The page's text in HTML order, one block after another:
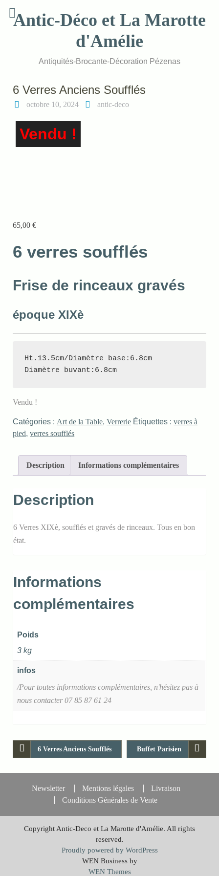
contentAntic-Déco et La Marotte
d'Amélie
Antiquités-Brocante-Décoration Pézenas
6 Verres Anciens Soufflés
octobre 10, 2024 antic-deco
Vendu !
65,00€
6 verres soufflés
Frise de rinceaux gravés
époque XIXè
Ht.13.5cm/Diamètre base:6.8cm
Diamètre buvant:6.8cm
Vendu !
Catégories : Art de la Table,Verrerie Étiquettes :verres à
pied,verres soufflés
Description Informations complémentaires
Description
6 Verres XIXè, soufflés et gravés de rinceaux. Tous en bon
état.
Informations
complémentaires
Poids
3 kg
infos
/Pour toutes informations complémentaires, n'hésitez pas à
nous contacter 07 85 87 61 24
6 Verres Anciens Soufflés Buffet Parisien
Newsletter Mentions légales
Livraison
Conditions Générales de Vente
Copyright Antic-Deco et La Marotte d'Amélie. All rights
reserved.
Proudly powered by WordPress
WEN Business by
WEN Themes